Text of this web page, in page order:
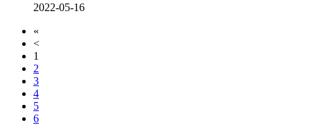
2022-05-16
«
<
1
2
3
4
5
6